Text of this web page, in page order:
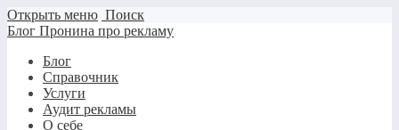
Открыть меню Поиск
Блог Пронина про рекламу
Блог
Справочник
Услуги
Аудит рекламы
О себе